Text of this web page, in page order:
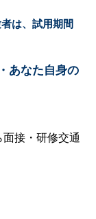
は、試用期間
あなた自身の
接・研修交通